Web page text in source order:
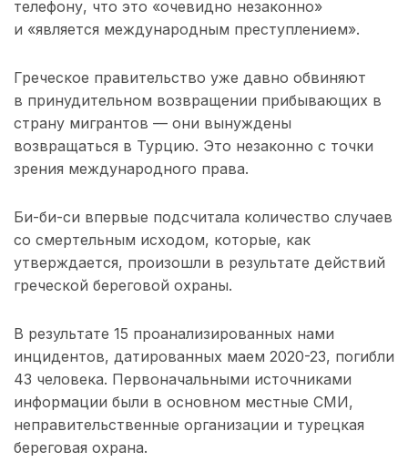
телефону, что это «очевидно незаконно»
и «является международным преступлением».
Греческое правительство уже давно обвиняют
в принудительном возвращении прибывающих в
страну мигрантов — они вынуждены
возвращаться в Турцию. Это незаконно с точки
зрения международного права.
Би-би-си впервые подсчитала количество случаев
со смертельным исходом, которые, как
утверждается, произошли в результате действий
греческой береговой охраны.
В результате 15 проанализированных нами
инцидентов, датированных маем 2020-23, погибли
43 человека. Первоначальными источниками
информации были в основном местные СМИ,
неправительственные организации и турецкая
береговая охрана.